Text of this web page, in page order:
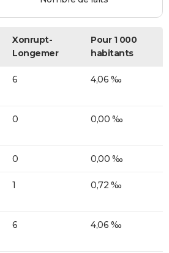
Xonrupt-
Longemer
Pour 1 000
habitants
6 4,06 ‰
0 0,00 ‰
0 0,00 ‰
1 0,72 ‰
6 4,06 ‰